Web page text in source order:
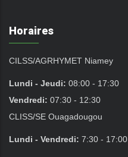
Horaires
CILSS/AGRHYMET Niamey
Lundi - Jeudi: 08:00 - 17:30
Vendredi: 07:30 - 12:30
CLISS/SE Ouagadougou
Lundi - Vendredi: 7:30 - 17:00